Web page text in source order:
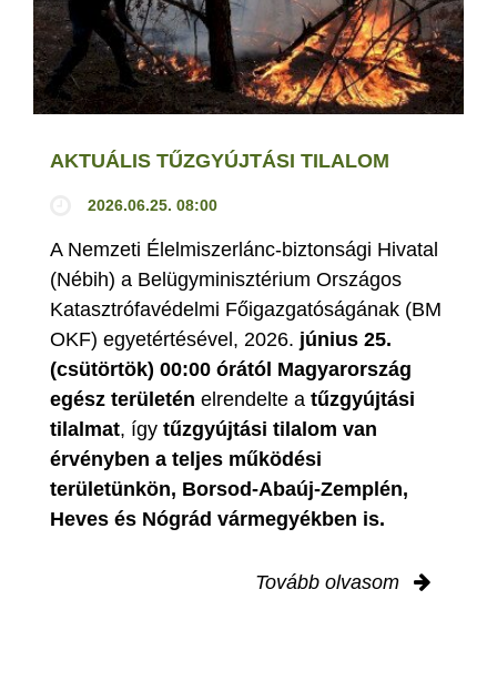
AKTUÁLIS TŰZGYÚJTÁSI TILALOM
2026.06.25. 08:00
A Nemzeti Élelmiszerlánc-biztonsági Hivatal
(Nébih) a Belügyminisztérium Országos
Katasztrófavédelmi Főigazgatóságának (BM
OKF) egyetértésével, 2026. június 25.
(csütörtök) 00:00 órától Magyarország
egész területén elrendelte a tűzgyújtási
tilalmat, így tűzgyújtási tilalom van
érvényben a teljes működési
területünkön, Borsod-Abaúj-Zemplén,
Heves és Nógrád vármegyékben is.
Tovább olvasom